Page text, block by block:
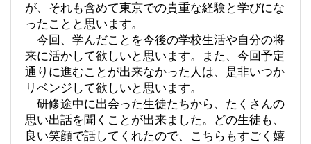
が、それも含めて東京での貴重な経験と学びにな
ったことと思います。
今回、学んだことを今後の学校生活や自分の将
来に活かして欲しいと思います。また、今回予定
通りに進むことが出来なかった人は、是非いつか
リベンジして欲しいと思います。
研修途中に出会った生徒たちから、たくさんの
思い出話を聞くことが出来ました。どの生徒も、
良い笑顔で話してくれたので、こちらもすごく嬉